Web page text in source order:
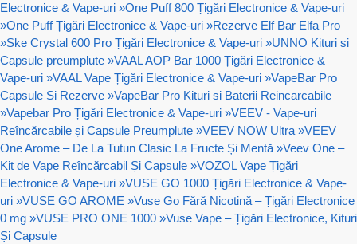
Electronice & Vape-uri »One Puff 800 Țigări Electronice & Vape-uri
»One Puff Țigări Electronice & Vape-uri »Rezerve Elf Bar Elfa Pro
»Ske Crystal 600 Pro Țigări Electronice & Vape-uri »UNNO Kituri si
Capsule preumplute »VAAL AOP Bar 1000 Țigări Electronice &
Vape-uri »VAAL Vape Țigări Electronice & Vape-uri »VapeBar Pro
Capsule Si Rezerve »VapeBar Pro Kituri si Baterii Reincarcabile
»Vapebar Pro Țigări Electronice & Vape-uri »VEEV - Vape-uri
Reîncărcabile și Capsule Preumplute »VEEV NOW Ultra »VEEV
One Arome – De La Tutun Clasic La Fructe Și Mentă »Veev One –
Kit de Vape Reîncărcabil Și Capsule »VOZOL Vape Țigări
Electronice & Vape-uri »VUSE GO 1000 Țigări Electronice & Vape-
uri »VUSE GO AROME »Vuse Go Fără Nicotină – Țigări Electronice
0 mg »VUSE PRO ONE 1000 »Vuse Vape – Țigări Electronice, Kituri
Și Capsule